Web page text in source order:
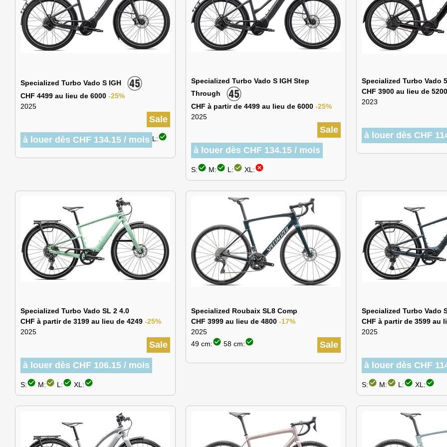
Specialized Turbo Vado S IGH
CHF 4499 au lieu de 6000 -25%
2025
Sale
à louer dès CHF 134.15 / mois L:check_circle
Specialized Turbo Vado S IGH Step
Through
CHF à partir de 4499 au lieu de 6000 -25%
2025
Sale
à louer dès CHF 134.15 / mois
S:check_circle M:check_circle L:check_circle XL:cancel
Specialized Turbo Vado
CHF 3900 au lieu de 5200
2023
à louer dès CHF
Specialized Turbo Vado SL 2 4.0
CHF à partir de 3199 au lieu de 4249 -25%
2025
Sale
à louer dès CHF 106.15 / mois
S:check_circle M:check_circle L:check_circle XL:check_circle
Specialized Roubaix SL8 Comp
CHF 3999 au lieu de 4800 -17%
2025
Sale
49 cm:check_circle 58 cm:check_circle
Specialized Turbo Vado
CHF à partir de 3599 au
2025
à louer dès CHF
S:check_circle M:check_circle L:check_circle XL:check_circle